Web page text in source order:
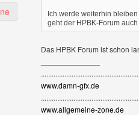
Profile anzeigen
Ich werde weiterhin
geht der HPBK-Forum
Das HPBK Forum ist schon
www.damn-gfx.de
www.allgemeine-zone.de